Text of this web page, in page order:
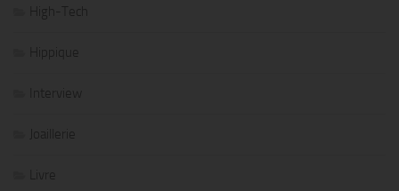
High-Tech
Hippique
Interview
Joaillerie
Livre